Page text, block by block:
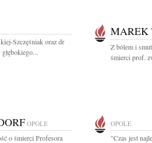
Szczęśniak oraz dr
MAREK
Z bólem i
śmierci prof.
OPOLE
o śmierci Profesora
OPOLE
"Czas jest